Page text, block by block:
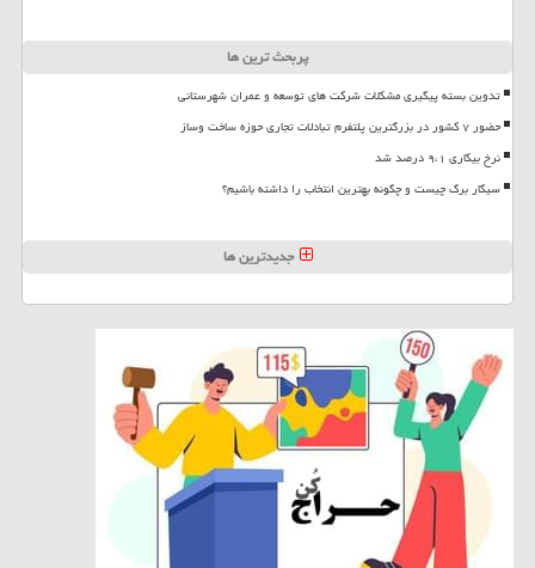
پربحث ترین ها
تدوین بسته پیگیری مشکلات شرکت های توسعه و عمران شهرستانی
حضور ۷ کشور در بزرگترین پلتفرم تبادلات تجاری حوزه ساخت وساز
نرخ بیکاری ۹،۱ درصد شد
سیگار برگ چیست و چگونه بهترین انتخاب را داشته باشیم؟
جدیدترین ها